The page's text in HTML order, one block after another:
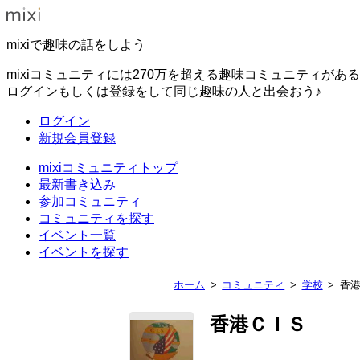
mixiで趣味の話をしよう
mixiコミュニティには270万を超える趣味コミュニティがある
ログインもしくは登録をして同じ趣味の人と出会おう♪
ログイン
新規会員登録
mixiコミュニティトップ
最新書き込み
参加コミュニティ
コミュニティを探す
イベント一覧
イベントを探す
ホーム コミュニティ 学校 香
香港ＣＩＳ